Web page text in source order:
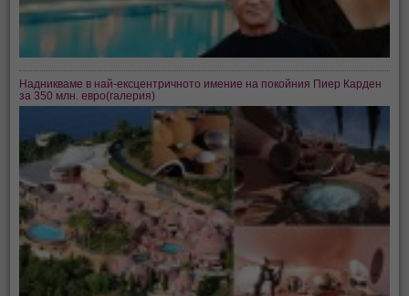
Надникваме в най-ексцентричното имение на покойния Пиер Карден
за 350 млн. евро(галерия)